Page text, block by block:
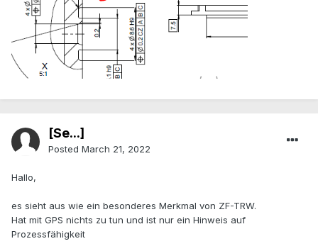
[Se...]
Posted March 21, 2022
Hallo,
es sieht aus wie ein besonderes Merkmal von ZF-TRW.
Hat mit GPS nichts zu tun und ist nur ein Hinweis auf
Prozessfähigkeit